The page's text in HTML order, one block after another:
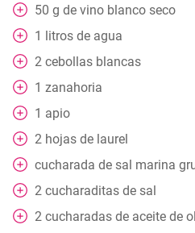
50 g de vino blanco seco
1 litros de agua
2 cebollas blancas
1 zanahoria
1 apio
2 hojas de laurel
cucharada de sal marina
2 cucharaditas de sal
2 cucharadas de aceite de